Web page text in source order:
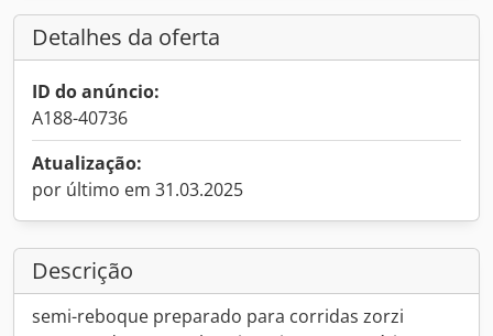
Detalhes da oferta
ID do anúncio:
A188-40736
Atualização:
por último em 31.03.2025
Descrição
semi-reboque preparado para corridas zorzi